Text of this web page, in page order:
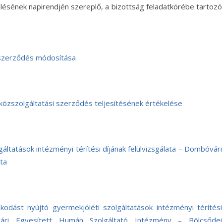
napirendjén szereplő, a bizottság feladatkörébe tartozó
módosítása
szerződés teljesítésének értékelése
intézményi térítési díjának felülvizsgálata – Dombóvári
nyújtó gyermekjóléti szolgáltatások intézményi térítési
Egyesített Humán Szolgáltató Intézmény– Bölcsődei